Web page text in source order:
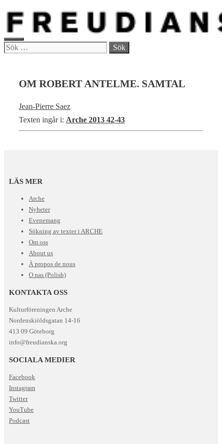
Hoppa
innehåll
MENY
Sök
OM ROBERT ANTELME. SAMTAL
Jean-Pierre Saez
Texten ingår i: Arche 2013 42-43
LÄS MER
Arche
Nyheter
Evenemang
Sökning av texter i ARCHE
Om oss
About us
À propos de nous
O nas (Polish)
KONTAKTA OSS
Kulturföreningen Arche
Nordenskiöldsgatan 14-16
413 09 Göteborg
info@freudianska.org
SOCIALA MEDIER
Facebook
Instagram
Twitter
YouTube
Podcast